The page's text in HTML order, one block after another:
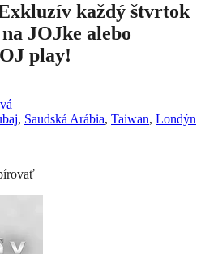
každý štvrtok
JOJke alebo
play!
, Saudská Arábia, Taiwan, Londýn